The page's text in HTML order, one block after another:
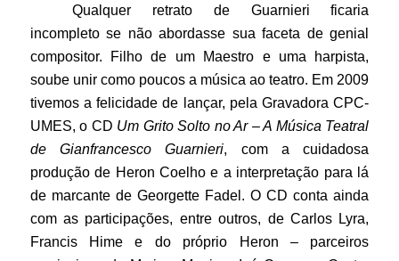
Qualquer retrato de Guarnieri ficaria
incompleto se não abordasse sua faceta de genial
compositor. Filho de um Maestro e uma harpista,
soube unir como poucos a música ao teatro. Em 2009
tivemos a felicidade de lançar, pela Gravadora CPC-
UMES, o CD Um Grito Solto no Ar – A Música Teatral
de Gianfrancesco Guarnieri, com a cuidadosa
produção de Heron Coelho e a interpretação para lá
de marcante de Georgette Fadel. O CD conta ainda
com as participações, entre outros, de Carlos Lyra,
Francis Hime e do próprio Heron – parceiros